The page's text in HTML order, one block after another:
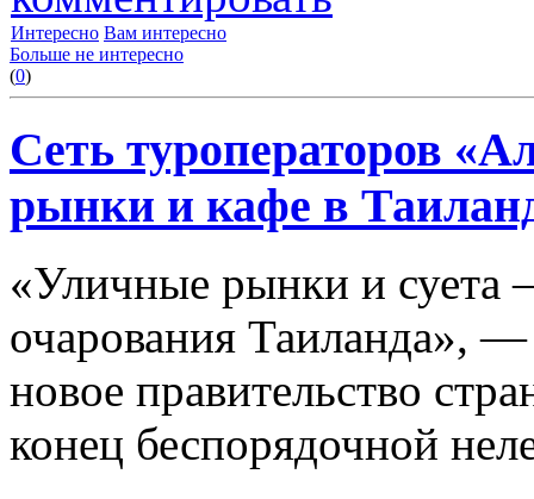
Интересно Вам интересно
Больше не интересно
(0)
Сеть туроператоров
рынки и кафе в
«Уличные рынки и суета
очарования Таиланда»,
новое правительство
конец беспорядочной